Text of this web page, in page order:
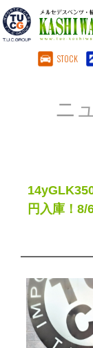
STOCK
注文販売
会社概要
スタッフブ
ニ
円入庫！8/